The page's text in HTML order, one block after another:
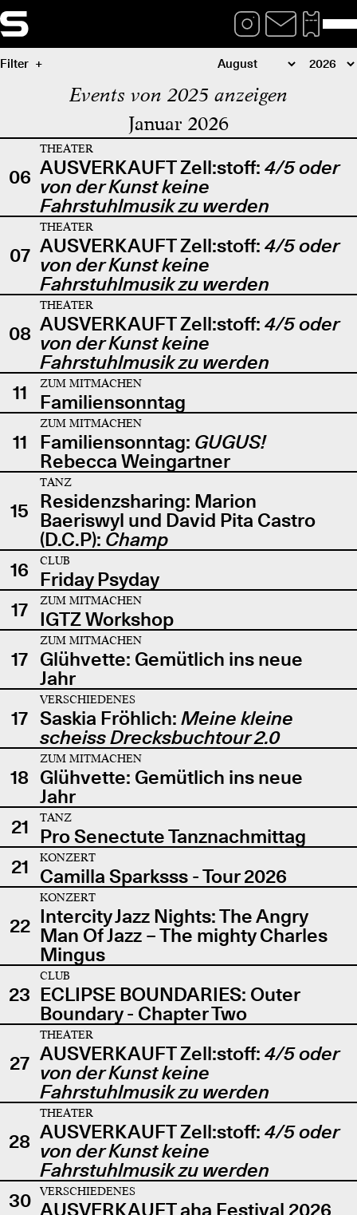
Filter
Events von 2025 anzeigen
Januar 2026
06
THEATER
AUSVERKAUFT Zell:stoff: 4/5 oder
von der Kunst keine
Fahrstuhlmusik zu werden
07
THEATER
AUSVERKAUFT Zell:stoff: 4/5 oder
von der Kunst keine
Fahrstuhlmusik zu werden
08
THEATER
AUSVERKAUFT Zell:stoff: 4/5 oder
von der Kunst keine
Fahrstuhlmusik zu werden
11
ZUM MITMACHEN
Familiensonntag
11
ZUM MITMACHEN
Familiensonntag: GUGUS!
Rebecca Weingartner
15
TANZ
Residenzsharing: Marion
Baeriswyl und David Pita Castro
(D.C.P): Champ
16
CLUB
Friday Psyday
17
ZUM MITMACHEN
IGTZ Workshop
17
ZUM MITMACHEN
Glühvette: Gemütlich ins neue
Jahr
17
VERSCHIEDENES
Saskia Fröhlich: Meine kleine
scheiss Drecksbuchtour 2.0
18
ZUM MITMACHEN
Glühvette: Gemütlich ins neue
Jahr
21
TANZ
Pro Senectute Tanznachmittag
21
KONZERT
Camilla Sparksss - Tour 2026
22
KONZERT
Intercity Jazz Nights: The Angry
Man Of Jazz – The mighty Charles
Mingus
23
CLUB
ECLIPSE BOUNDARIES: Outer
Boundary - Chapter Two
27
THEATER
AUSVERKAUFT Zell:stoff: 4/5 oder
von der Kunst keine
Fahrstuhlmusik zu werden
28
THEATER
AUSVERKAUFT Zell:stoff: 4/5 oder
von der Kunst keine
Fahrstuhlmusik zu werden
30
VERSCHIEDENES
AUSVERKAUFT aha Festival 2026